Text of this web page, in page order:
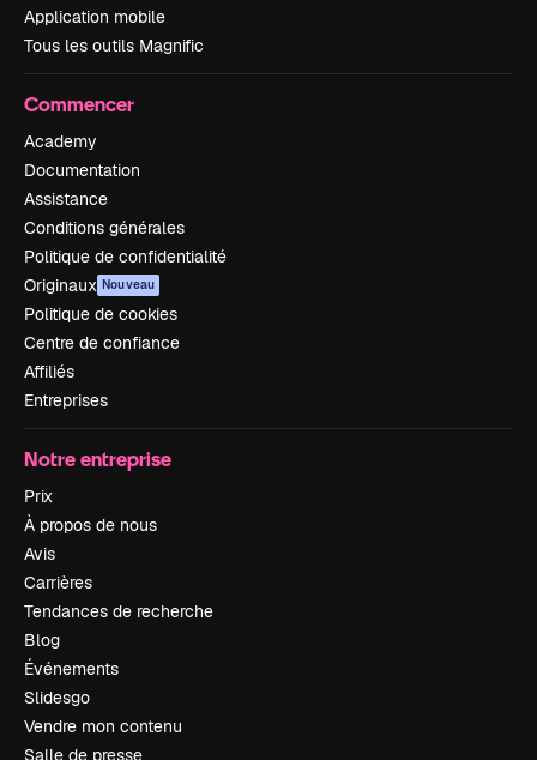
Application mobile
Tous les outils Magnific
Commencer
Academy
Documentation
Assistance
Conditions générales
Politique de confidentialité
Originaux Nouveau
Politique de cookies
Centre de confiance
Affiliés
Entreprises
Notre entreprise
Prix
À propos de nous
Avis
Carrières
Tendances de recherche
Blog
Événements
Slidesgo
Vendre mon contenu
Salle de presse